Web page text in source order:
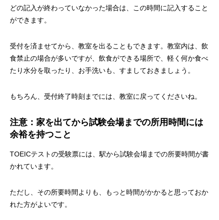
どの記入が終わっていなかった場合は、この時間に記入すること
ができます。
受付を済ませてから、教室を出ることもできます。教室内は、飲
食禁止の場合が多いですが、飲食ができる場所で、軽く何か食べ
たり水分を取ったり、お手洗いも、すましておきましょう。
もちろん、受付終了時刻までには、教室に戻ってくださいね。
注意：家を出てから試験会場までの所用時間には
余裕を持つこと
TOEICテストの受験票には、駅から試験会場までの所要時間が書
かれています。
ただし、その所要時間よりも、もっと時間がかかると思っておか
れた方がよいです。